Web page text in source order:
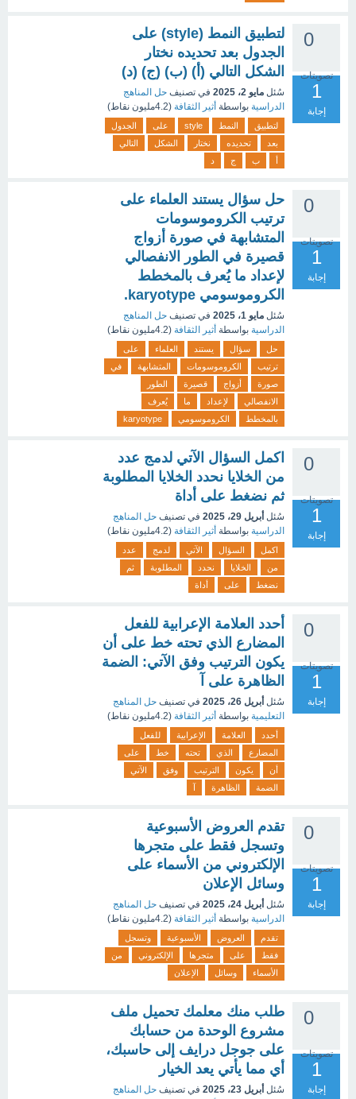
0
تصويتات
1
إجابة
لتطبيق النمط (style) على
الجدول بعد تحديده نختار
الشكل التالي (أ) (ب) (ج) (د)
سُئل مايو 2، 2025 في تصنيف حل المناهج
الدراسية بواسطة أثير الثقافة (4.2مليون نقاط)
لتطبيق النمط style على
الجدول
بعد
تحديده نختار الشكل
التالي
أ
ب ج د
0
تصويتات
1
إجابة
حل سؤال يستند العلماء على
ترتيب الكروموسومات
المتشابهة في صورة أزواج
قصيرة في الطور الانفصالي
لإعداد ما يُعرف بالمخطط
الكروموسومي karyotype.
سُئل مايو 1، 2025 في تصنيف حل المناهج
الدراسية بواسطة أثير الثقافة (4.2مليون نقاط)
حل سؤال يستند العلماء
على
ترتيب
الكروموسومات المتشابهة
في
صورة
أزواج قصيرة
الطور
الانفصالي
لإعداد ما
يُعرف
بالمخطط
الكروموسومي karyotype
0
تصويتات
1
إجابة
اكمل السؤال الآتي لدمج عدد
من الخلايا نحدد الخلايا المطلوبة
ثم نضغط على أداة
سُئل أبريل 29، 2025 في تصنيف حل المناهج
الدراسية بواسطة أثير الثقافة (4.2مليون نقاط)
اكمل السؤال الآتي لدمج
عدد
من
الخلايا نحدد المطلوبة
ثم
نضغط
على أداة
0
تصويتات
1
إجابة
أحدد العلامة الإعرابية للفعل
المضارع الذي تحته خط على أن
يكون الترتيب وفق الآتي: الضمة
الظاهرة على آ
سُئل أبريل 26، 2025 في تصنيف حل المناهج
التعليمية بواسطة أثير الثقافة (4.2مليون نقاط)
أحدد العلامة الإعرابية
للفعل
المضارع
الذي تحته خط
على
أن
يكون الترتيب وفق
الآتي
الضمة
الظاهرة آ
0
تصويتات
1
إجابة
تقدم العروض الأسبوعية
وتسجل فقط على متجرها
الإلكتروني من الأسماء على
وسائل الإعلان
سُئل أبريل 24، 2025 في تصنيف حل المناهج
الدراسية بواسطة أثير الثقافة (4.2مليون نقاط)
تقدم العروض الأسبوعية
وتسجل
فقط
على متجرها الإلكتروني
من
الأسماء
وسائل الإعلان
0
تصويتات
1
إجابة
طلب منك معلمك تحميل ملف
مشروع الوحدة من حسابك
على جوجل درايف إلى حاسبك،
أي مما يأتي يعد الخيار
سُئل أبريل 23، 2025 في تصنيف حل المناهج